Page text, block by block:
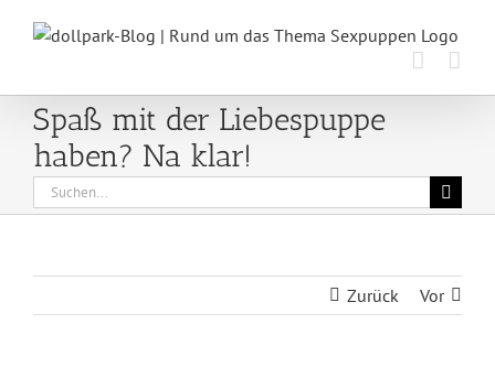
Inhalt
Spaß mit der Liebespuppe
haben? Na klar!
Suche
nach:
Zurück Vor